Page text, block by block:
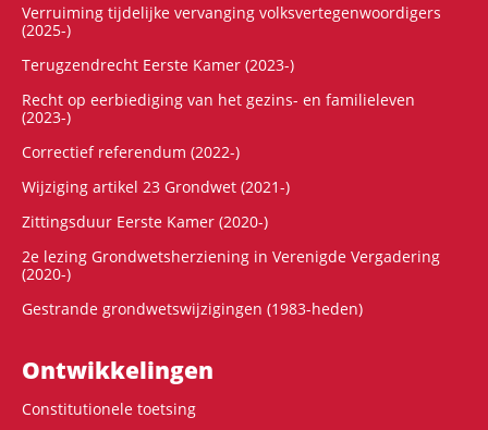
Verruiming tijdelijke vervanging volksvertegenwoordigers
(2025-)
Terugzendrecht Eerste Kamer (2023-)
Recht op eerbiediging van het gezins- en familieleven
(2023-)
Correctief referendum (2022-)
Wijziging artikel 23 Grondwet (2021-)
Zittingsduur Eerste Kamer (2020-)
2e lezing Grondwetsherziening in Verenigde Vergadering
(2020-)
Gestrande grondwetswijzigingen (1983-heden)
Ontwikke­lingen
Constitutionele toetsing